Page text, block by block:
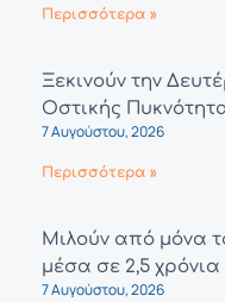
Περισσότερα »
Ξεκινούν την
Οστικής
7 Αυγούστου, 2026
Περισσότερα »
Μιλούν από μόνα
μέσα σε 2,5 χρόνια
7 Αυγούστου, 2026